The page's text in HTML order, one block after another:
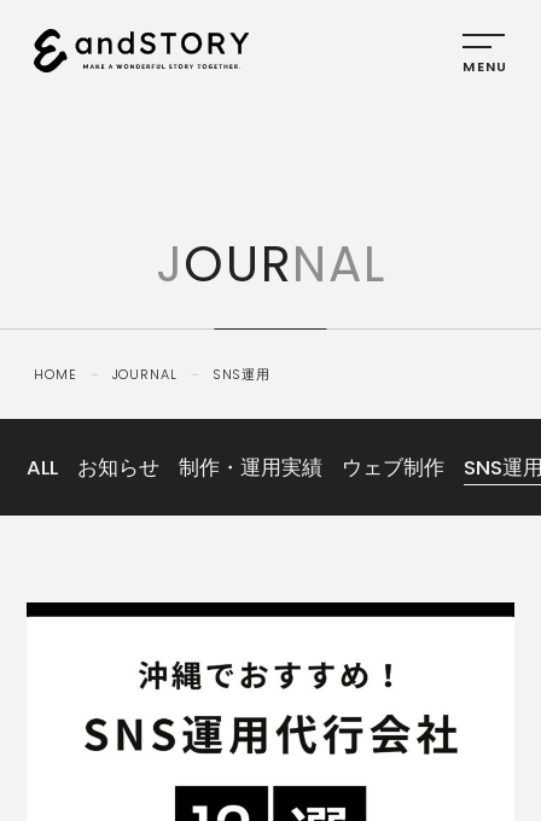
SERVICE
PLANNING
CREATIVE
IDENTITY
ABOUT
US
COMPANY
JOURNAL
CONTACT
OTHERS
PRIVACY
JOURNAL
HOME － JOURNAL － SNS運用
ALL お知らせ 制作・運用実績 ウェブ制作 SNS運